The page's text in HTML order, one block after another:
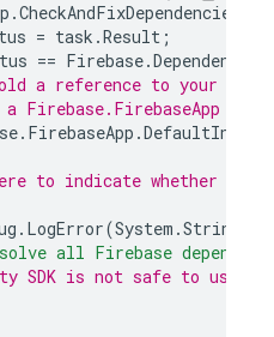
.
= task .Result ;
== Firebase.
a reference to your
Firebase.FirebaseApp
. FirebaseApp .
to indicate whether
. LogError(System .String
all Firebase
SDK is not safe to use